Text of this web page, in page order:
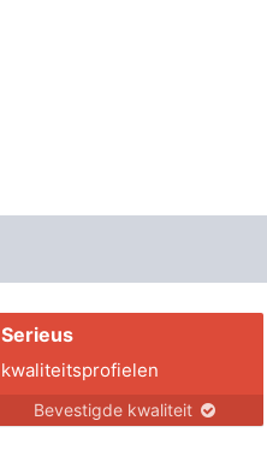
Serieus
kwaliteitsprofielen
Bevestigde kwaliteit